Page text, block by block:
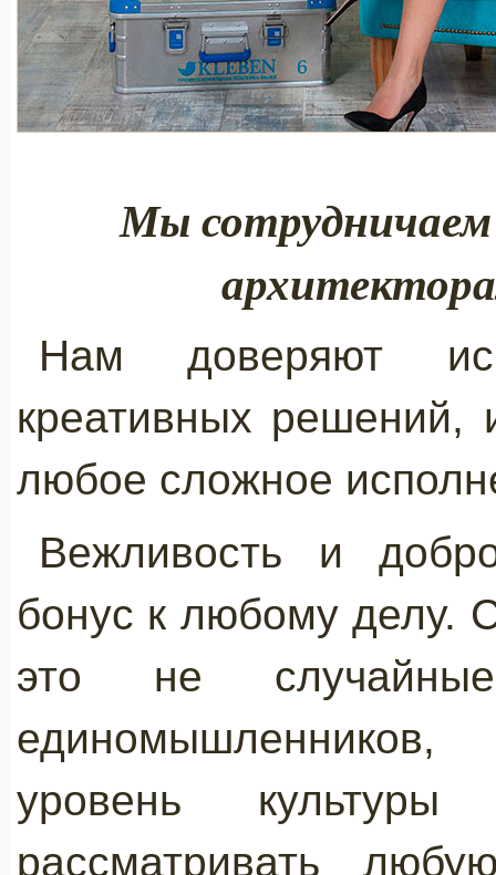
Мы
Нам доверяют
креативных
любое сложное
Вежливость и
бонус к любому делу.
это не
уровень
рассматривать